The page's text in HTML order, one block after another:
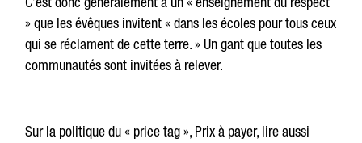
» que les évêques invitent « dans les écoles pour tous ceux
qui se réclament de cette terre. » Un gant que toutes les
communautés sont invitées à relever.
Sur la politique du « price tag », Prix à payer, lire aussi